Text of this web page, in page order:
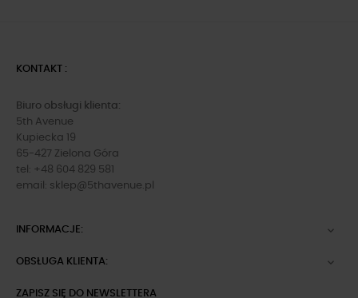
KONTAKT :
Biuro obsługi klienta:
5th Avenue
Kupiecka 19
65-427 Zielona Góra
tel: +48 604 829 581
email: sklep@5thavenue.pl
INFORMACJE: 
OBSŁUGA KLIENTA: 
ZAPISZ SIĘ DO NEWSLETTERA